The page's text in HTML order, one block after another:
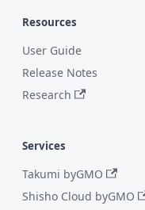
Resources
User Guide
Release Notes
Research
Services
Takumi byGMO
Shisho Cloud byGMO